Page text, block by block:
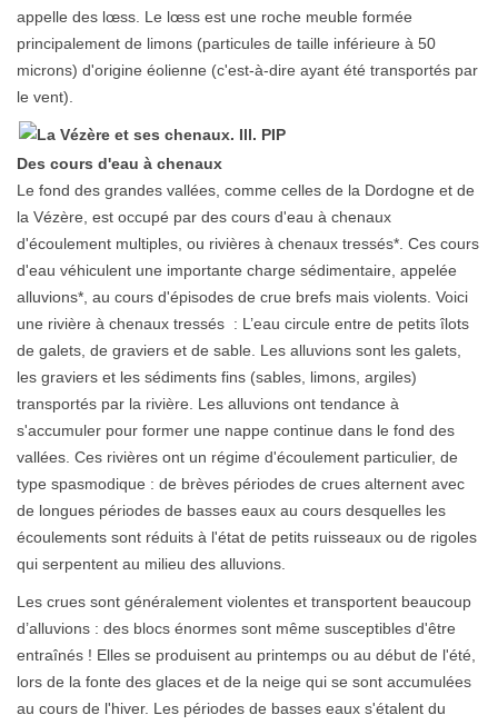
appelle des lœss. Le lœss est une roche meuble formée
principalement de limons (particules de taille inférieure à 50
microns) d'origine éolienne (c'est-à-dire ayant été transportés par
le vent).
Des cours d'eau à chenaux
Le fond des grandes vallées, comme celles de la Dordogne et de
la Vézère, est occupé par des cours d'eau à chenaux
d'écoulement multiples, ou rivières à chenaux tressés*. Ces cours
d'eau véhiculent une importante charge sédimentaire, appelée
alluvions*, au cours d'épisodes de crue brefs mais violents. Voici
une rivière à chenaux tressés : L’eau circule entre de petits îlots
de galets, de graviers et de sable. Les alluvions sont les galets,
les graviers et les sédiments fins (sables, limons, argiles)
transportés par la rivière. Les alluvions ont tendance à
s'accumuler pour former une nappe continue dans le fond des
vallées. Ces rivières ont un régime d'écoulement particulier, de
type spasmodique : de brèves périodes de crues alternent avec
de longues périodes de basses eaux au cours desquelles les
écoulements sont réduits à l'état de petits ruisseaux ou de rigoles
qui serpentent au milieu des alluvions.
Les crues sont généralement violentes et transportent beaucoup
d’alluvions : des blocs énormes sont même susceptibles d'être
entraînés ! Elles se produisent au printemps ou au début de l'été,
lors de la fonte des glaces et de la neige qui se sont accumulées
au cours de l'hiver. Les périodes de basses eaux s'étalent du